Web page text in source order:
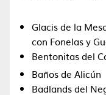
Glacis de la
con Fonelas y
Bentonitas del
Baños de Alicún
Badlands del